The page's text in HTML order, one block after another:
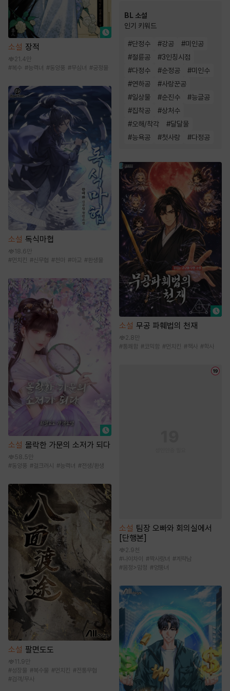
소설 장적
21.4만
#복수 #능력녀 #동양풍 #무심녀 #궁정물
소설 독식마협
18.6만
#먼치킨 #신무협 #천마 #마교 # 환생물
소설 몰락한 가문의 소저가 되다
58.5만
#동양풍 #걸크러시 #능력녀 #전생/환생
소설 팔면도도
11.9만
#성장물 #복수물 #먼치킨 #전통무협
#검객/무사
BL 소설
인기 키워드
#단정수 #강공 #미인공
#절륜공 #3인칭시점
#다정수 #순정공 #미인수
#연하공 #사랑꾼공
#일상물 #순진수 #능글공
#집착공 #상처수
#오해/착각 #달달물
#능욕공 #첫사랑 #다정공
소설 무공 파훼법의 천재
2.8만
#통쾌함 #코믹함 #먼치킨 #책사 #학사
소설 팀장 오빠와 회의실에서
[단행본]
2.9천
#나이차이 #짝사랑녀 #계략남
#몸정>맘정 #엉뚱녀